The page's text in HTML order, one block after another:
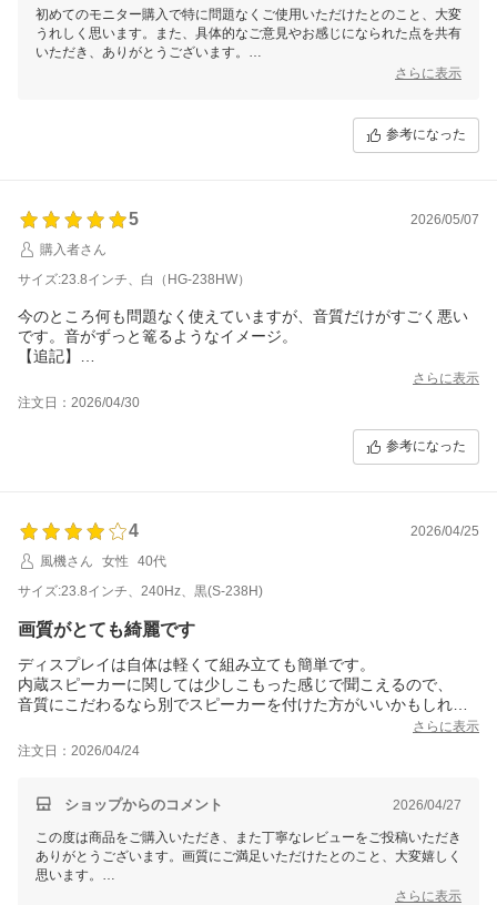
初めてのモニター購入で特に問題なくご使用いただけたとのこと、大変
うれしく思います。また、具体的なご意見やお感じになられた点を共有
いただき、ありがとうございます。
内蔵スピーカーについても、音質に関する貴重なご意見、ありがとうご
ざいます。もし音質にさらにこだわりたい場合には、外部スピーカーや
イヤホンジャックの活用をご検討いただければと思います。
が、3+2年保証を安心してご活用ください。万が一故障が発生した際に
は、責任を持って対応させていただきますので、ご安心ください。
す。今後も何かお気づきの点がございましたら、ぜひお知らせくださ
さらに表示
参考になった
5
2026/05/07
購入者さん
サイズ:23.8インチ、白（HG-238HW）
今のところ何も問題なく使えていますが、音質だけがすごく悪い
です。音がずっと篭るようなイメージ。
【追記】
音質に不満がある旨をレビューしたところ、別途外付けスピーカ
ーを送付する旨をご連絡頂き、無償でスピーカーを発送いただき
ました。
私的な用途としては満足する音質のものではなかった為、現在他
のモデルをリサーチしているが、内臓スピーカーと比較すると格
さらに表示
注文日：2026/04/30
参考になった
4
2026/04/25
風機さん
女性
40代
サイズ:23.8インチ、240Hz、黒(S-238H)
画質がとても綺麗です
ディスプレイは自体は軽くて組み立ても簡単です。
内蔵スピーカーに関しては少しこもった感じで聞こえるので、
音質にこだわるなら別でスピーカーを付けた方がいいかもしれま
画質はとても綺麗です。明るさ調整も細かくできるので好みの画
質に調節出来ます。
さらに表示
注文日：2026/04/24
ショップからのコメント 2026/04/27
この度は商品をご購入いただき、また丁寧なレビューをご投稿いただき
ありがとうございます。画質にご満足いただけたとのこと、大変嬉しく
思います。
さらに表示